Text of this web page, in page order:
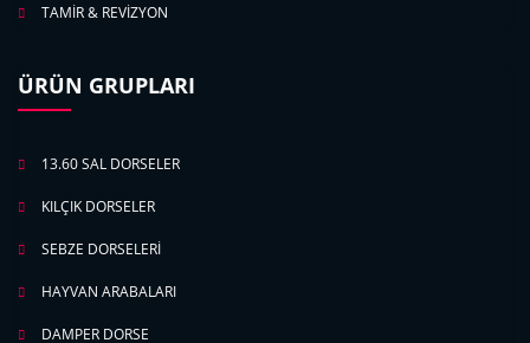
TAMİR & REVİZYON
ÜRÜN GRUPLARI
13.60 SAL DORSELER
KILÇIK DORSELER
SEBZE DORSELERİ
HAYVAN ARABALARI
DAMPER DORSE